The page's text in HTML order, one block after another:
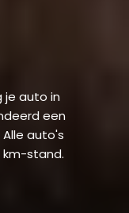
je auto in
een
auto's
stand.